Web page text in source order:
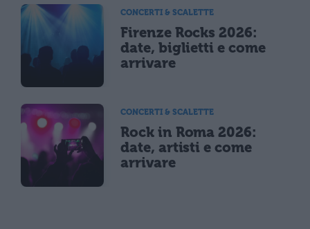
CONCERTI & SCALETTE
Firenze Rocks 2026:
date, biglietti e come
arrivare
CONCERTI & SCALETTE
Rock in Roma 2026:
date, artisti e come
arrivare